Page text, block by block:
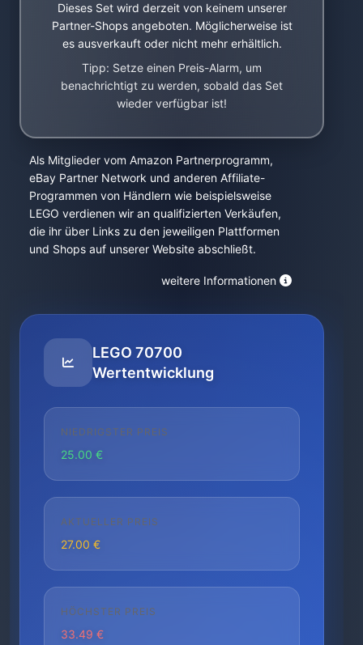
Dieses Set wird derzeit von keinem unserer
Partner-Shops angeboten. Möglicherweise ist
es ausverkauft oder nicht mehr erhältlich.
Tipp: Setze einen Preis-Alarm, um
benachrichtigt zu werden, sobald das Set
wieder verfügbar ist!
Als Mitglieder vom Amazon Partnerprogramm,
eBay Partner Network und anderen Affiliate-
Programmen von Händlern wie beispielsweise
LEGO verdienen wir an qualifizierten Verkäufen,
die ihr über Links zu den jeweiligen Plattformen
und Shops auf unserer Website abschließt.
weitere Informationen
LEGO 70700
Wertentwicklung
NIEDRIGSTER PREIS
25.00 €
AKTUELLER PREIS
27.00 €
HÖCHSTER PREIS
33.49 €